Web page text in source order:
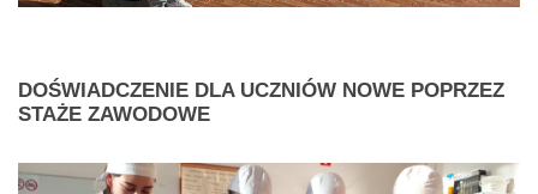
DOŚWIADCZENIE DLA UCZNIÓW NOWE POPRZEZ
STAŻE ZAWODOWE